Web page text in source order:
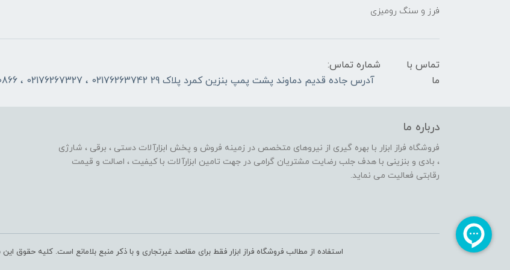
فرز و سنگ رومیزی
تماس با
ما
شماره تماس:
آدرس جاده قدیم دماوند پشت پمپ بنزین کمرد پلاک 29 02176263742 ، 02176267327 ، 09121260866
درباره ما
فروشگاه فراز ابزار با بهره گیری از نیروهای متخصص در زمینه فروش و پخش ابزارآلات دستی ، برقی ، شارژی
، بادی و بنزینی با هدف جلب رضایت مشتریان گرامی در جهت تامین ابزارآلات با کیفیت ، اصالت و قیمت
رقابتی فعالیت می نماید.
استفاده از مطالب فروشگاه فراز ابزار فقط برای مقاصد غیرتجاری و با ذکر منبع بلامانع است. کلیه حقوق